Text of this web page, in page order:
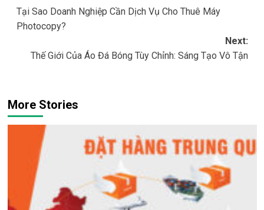
navigation
Tại Sao Doanh Nghiệp Cần Dịch Vụ Cho Thuê Máy
Photocopy?
Next:
Thế Giới Của Áo Đá Bóng Tùy Chỉnh: Sáng Tạo Vô Tận
More Stories